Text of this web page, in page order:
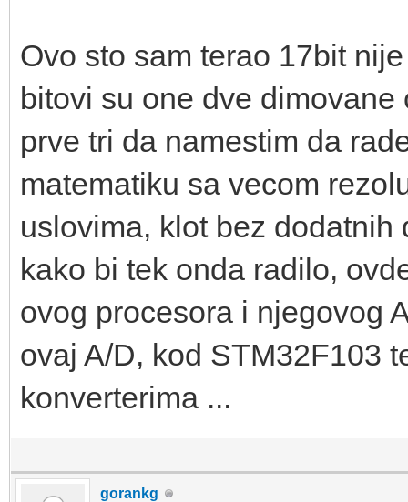
Ovo sto sam terao 17bit
bitovi su one dve
prve tri da namestim da
matematiku sa vecom
uslovima, klot bez
kako bi tek onda radilo,
ovog procesora i njegovog
ovaj A/D, kod STM32F103
konverterima ...
gorankg